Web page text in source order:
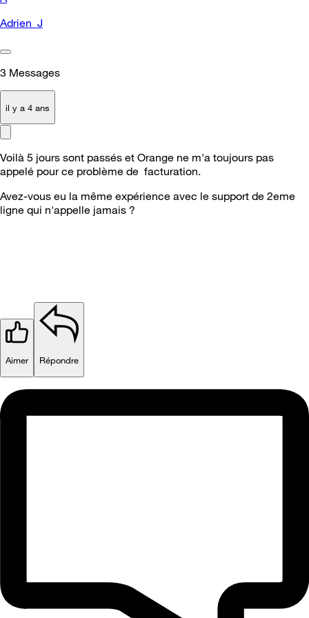
Adrien_J
3 Messages
il y a 4 ans
Voilà 5 jours sont passés et Orange ne m'a toujours pas
appelé pour ce problème de facturation.
Avez-vous eu la même expérience avec le support de 2eme
ligne qui n'appelle jamais ?
Aimer Répondre